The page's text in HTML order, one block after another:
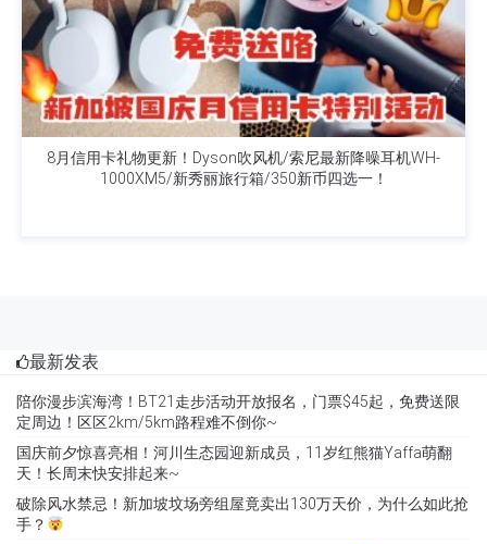
8月信用卡礼物更新！Dyson吹风机/索尼最新降噪耳机WH-
1000XM5/新秀丽旅行箱/350新币四选一！
最新发表
陪你漫步滨海湾！BT21走步活动开放报名，门票$45起，免费送限
定周边！区区2km/5km路程难不倒你~
国庆前夕惊喜亮相！河川生态园迎新成员，11岁红熊猫Yaffa萌翻
天！长周末快安排起来~
破除风水禁忌！新加坡坟场旁组屋竟卖出130万天价，为什么如此抢
手？